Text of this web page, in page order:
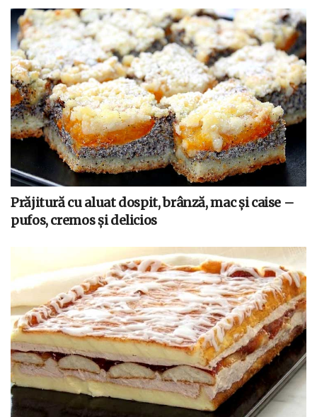
Prăjitură cu aluat dospit, brânză, mac și caise –
pufos, cremos și delicios